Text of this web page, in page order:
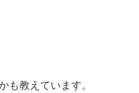
も教えています。